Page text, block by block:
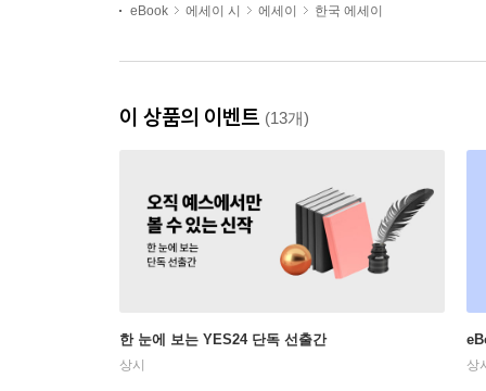
eBook 에세이 시 에세이 한국 에세이
이 상품의 이벤트 (13개)
한 눈에 보는 YES24 단독 선출간
상시 상